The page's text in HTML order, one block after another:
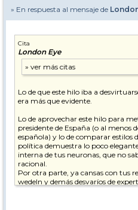
» En respuesta al mensaje de
Cita
London Eye
Lo de que este hilo iba a
era más que evidente.
Lo de aprovechar este hilo para
presidente de España (o al menos
española) y lo de comparar estilos
política demuestra lo poco
interna de tus neuronas, que no
racional.
Por otra parte, ya cansas con tus
wedeln y demás desvaríos de